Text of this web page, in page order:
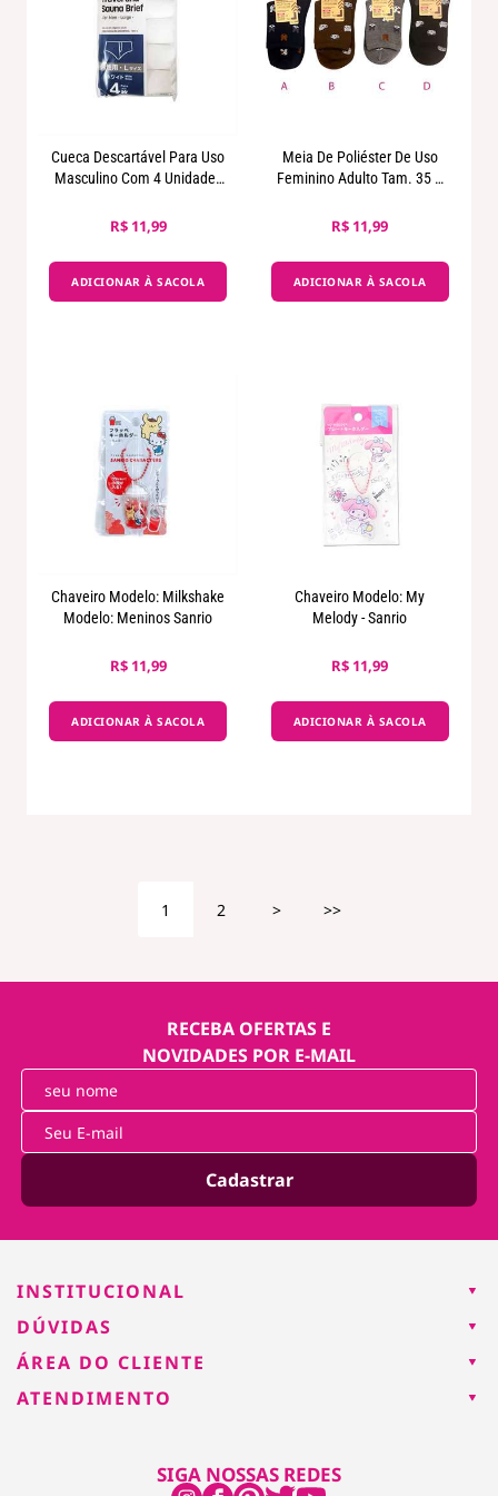
Cueca Descartável Para Uso
Masculino Com 4 Unidades
R$ 11,99
ADICIONAR À SACOLA
Meia De Poliéster De Uso
Feminino Adulto Tam. 35 À
R$ 11,99
ADICIONAR À SACOLA
Chaveiro Modelo: Milkshake
Modelo: Meninos Sanrio
R$ 11,99
ADICIONAR À SACOLA
Chaveiro Modelo: My
Melody - Sanrio
R$ 11,99
ADICIONAR À SACOLA
1 2 > >>
RECEBA OFERTAS E
NOVIDADES POR E-MAIL
Cadastrar
INSTITUCIONAL
DÚVIDAS
ÁREA DO CLIENTE
ATENDIMENTO
SIGA NOSSAS REDES